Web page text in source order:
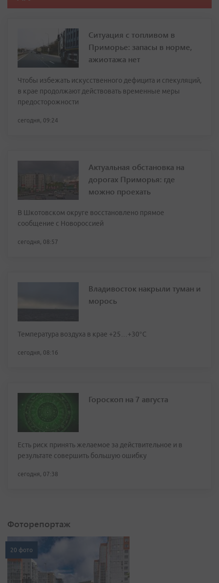
Ситуация с топливом в
Приморье: запасы в норме,
ажиотажа нет
Чтобы избежать искусственного дефицита и спекуляций,
в крае продолжают действовать временные меры
предосторожности
сегодня, 09:24
Актуальная обстановка на
дорогах Приморья: где
можно проехать
В Шкотовском округе восстановлено прямое
сообщение с Новороссией
сегодня, 08:57
Владивосток накрыли туман и
морось
Температура воздуха в крае +25…+30°C
сегодня, 08:16
Гороскоп на 7 августа
Есть риск принять желаемое за действительное и в
результате совершить большую ошибку
сегодня, 07:38
Фоторепортаж
20 фото